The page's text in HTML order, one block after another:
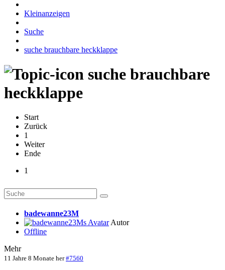
Kleinanzeigen
Suche
suche brauchbare heckklappe
suche brauchbare
heckklappe
Start
Zurück
1
Weiter
Ende
1
badewanne23M
Autor
Offline
Mehr
11 Jahre 8 Monate her #7560